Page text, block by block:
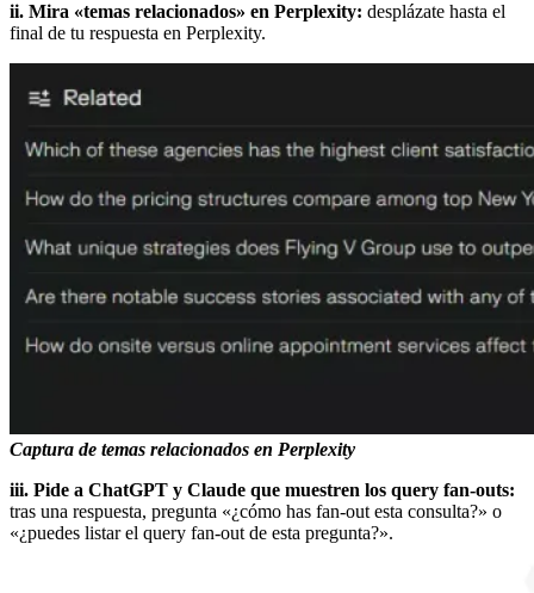
ii. Mira «temas relacionados» en Perplexity: desplázate hasta el
final de tu respuesta en Perplexity.
Captura de temas relacionados en Perplexity
iii. Pide a ChatGPT y Claude que muestren los query fan-outs:
tras una respuesta, pregunta «¿cómo has fan-out esta consulta?» o
«¿puedes listar el query fan-out de esta pregunta?».